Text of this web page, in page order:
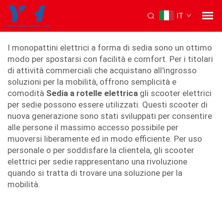
IT
scooter elettrico con sedile
I monopattini elettrici a forma di sedia sono un ottimo
modo per spostarsi con facilità e comfort. Per i titolari
di attività commerciali che acquistano all'ingrosso
soluzioni per la mobilità, offrono semplicità e
comodità Sedia a rotelle elettrica gli scooter elettrici
per sedie possono essere utilizzati. Questi scooter di
nuova generazione sono stati sviluppati per consentire
alle persone il massimo accesso possibile per
muoversi liberamente ed in modo efficiente. Per uso
personale o per soddisfare la clientela, gli scooter
elettrici per sedie rappresentano una rivoluzione
quando si tratta di trovare una soluzione per la
mobilità.